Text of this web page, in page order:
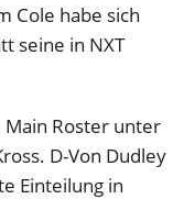
Cole habe sich
seine in NXT
Roster unter
D-Von Dudley
Einteilung in